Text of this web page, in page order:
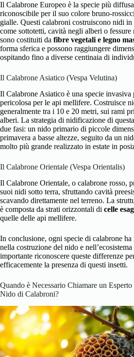
Il Calabrone Europeo è la specie più
riconoscibile per il suo colore bruno-
gialle. Questi calabroni costruiscono nidi
come sottotetti, cavità negli alberi o
sono costituiti da fibre vegetali e legno
forma sferica e possono raggiungere
ospitando fino a diverse centinaia di
Il Calabrone Asiatico (Vespa Velutina)
Il Calabrone Asiatico è una specie invasiva
pericolosa per le api mellifere. Costruisce
generalmente tra i 10 e 20 metri, sui rami
alberi. La strategia di nidificazione di
due fasi: un nido primario di piccole
primavera a basse altezze, seguito da un
molto più grande realizzato in estate in
Il Calabrone Orientale (Vespa Orientalis)
Il Calabrone Orientale, o calabrone rosso,
suoi nidi sotto terra, sfruttando cavità
scavando direttamente nel terreno. La
è composta da strati orizzontali di celle
quelle delle api mellifere.
In conclusione, ogni specie di calabrone ha
nella costruzione del nido e
importante riconoscere queste differenze
efficacemente la presenza di questi insetti.
Quando è Necessario Chiamare un
Nido di Calabroni?